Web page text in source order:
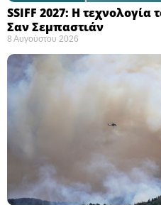
SSIFF 2027: Η
Σαν Σεμπαστιάν ​
8 Αυγούστου 2026